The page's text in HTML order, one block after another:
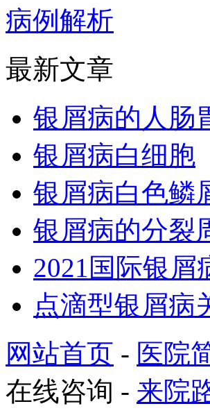
病例解析
最新文章
银屑病的人肠
银屑病白细胞
银屑病白色鳞
银屑病的分裂
2021国际银屑
点滴型银屑病
网站首页 - 医院
在线咨询 - 来院